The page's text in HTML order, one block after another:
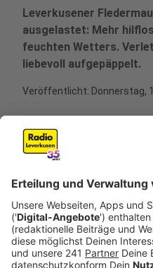
Leverkusener
ausgelastet: Mehr
feuchten Wetters.
liebevoll aufgepäppelt.
Veröffentlicht: Donnerstag,
Anzeige
Anstieg hilfloser
Leverkusen
Anzeige